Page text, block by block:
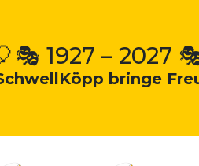
1927 – 2027
bringe